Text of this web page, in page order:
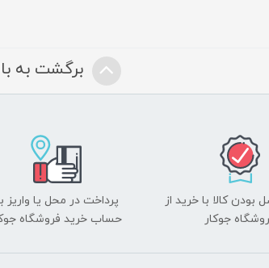
برگشت به
بودن کالا با خرید از
جوکار
پرداخت در محل یا واریز
حساب خرید فروشگاه